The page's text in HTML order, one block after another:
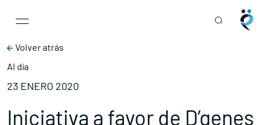
Main Navigation
Volver atrás
Al día
23 ENERO 2020
Iniciativa a favor de D’genes